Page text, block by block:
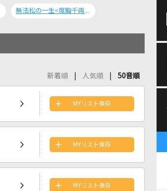
無法松の一生<度胸千両入り>
新着順
人気順 50音順
MYリスト保存
MYリスト保存
MYリスト保存